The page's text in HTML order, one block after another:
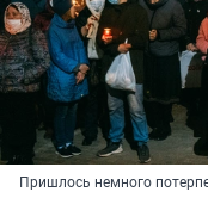
Пришлось немного